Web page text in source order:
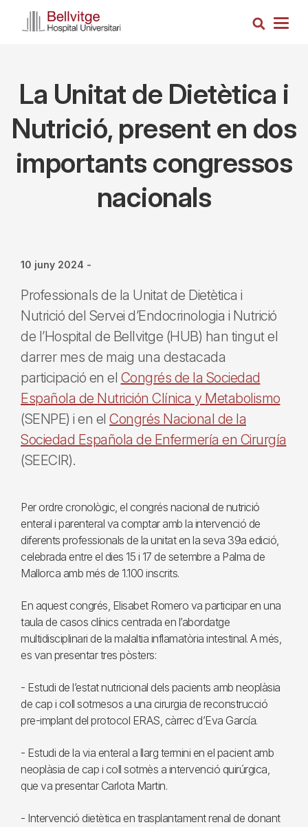
Cerca
La Unitat de Dietètica i
Nutrició, present en dos
importants congressos
nacionals
10 juny 2024 -
Professionals de la Unitat de Dietètica i
Nutrició del Servei d’Endocrinologia i Nutrició
de l’Hospital de Bellvitge (HUB) han tingut el
darrer mes de maig una destacada
participació en el Congrés de la Sociedad
Española de Nutrición Clínica y Metabolismo
(SENPE) i en el Congrés Nacional de la
Sociedad Española de Enfermería en Cirurgía
(SEECIR).
Per ordre cronològic, el congrés nacional de nutrició
enteral i parenteral va comptar amb la intervenció de
diferents professionals de la unitat en la seva 39a edició,
celebrada entre el dies 15 i 17 de setembre a Palma de
Mallorca amb més de 1.100 inscrits.
En aquest congrés, Elisabet Romero va participar en una
taula de casos clínics centrada en l’abordatge
multidisciplinari de la malaltia inflamatòria intestinal. A més,
es van presentar tres pòsters:
- Estudi de l’estat nutricional dels pacients amb neoplàsia
de cap i coll sotmesos a una cirurgia de reconstrucció
pre-implant del protocol ERAS, càrrec d’Eva García.
- Estudi de la via enteral a llarg termini en el pacient amb
neoplàsia de cap i coll sotmès a intervenció quirúrgica,
que va presentar Carlota Martin.
- Intervenció dietètica en trasplantament renal de donant